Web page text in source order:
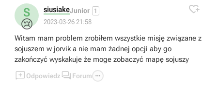
S
😢
siusiakeJunior 1
2023-03-26 21:58

Witam mam problem zrobiłem wszystkie misję związane z
sojuszem w jorvik a nie mam żadnej opcji aby go
zakończyć wyskakuje że moge zobaczyć mapę sojuszy
Odpowiedz  Forum 